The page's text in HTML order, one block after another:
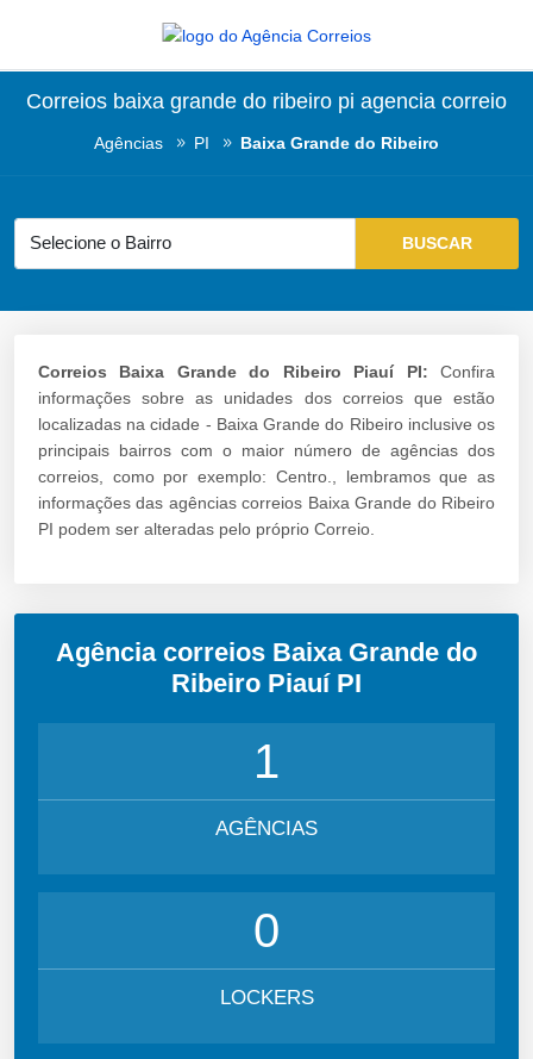
Correios baixa grande do ribeiro pi agencia correio
Agências PI Baixa Grande do Ribeiro
Correios Baixa Grande do Ribeiro Piauí PI: Confira
informações sobre as unidades dos correios que estão
localizadas na cidade - Baixa Grande do Ribeiro inclusive os
principais bairros com o maior número de agências dos
correios, como por exemplo: Centro., lembramos que as
informações das agências correios Baixa Grande do Ribeiro
PI podem ser alteradas pelo próprio Correio.
Agência correios Baixa Grande do
Ribeiro Piauí PI
1
AGÊNCIAS
0
LOCKERS